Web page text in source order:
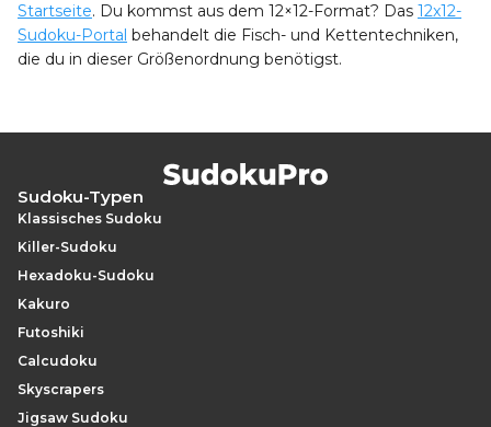
Startseite. Du kommst aus dem 12×12-Format? Das 12x12-
Sudoku-Portal behandelt die Fisch- und Kettentechniken,
die du in dieser Größenordnung benötigst.
Sudoku-Typen
Klassisches Sudoku
Killer-Sudoku
Hexadoku-Sudoku
Kakuro
Futoshiki
Calcudoku
Skyscrapers
Jigsaw Sudoku